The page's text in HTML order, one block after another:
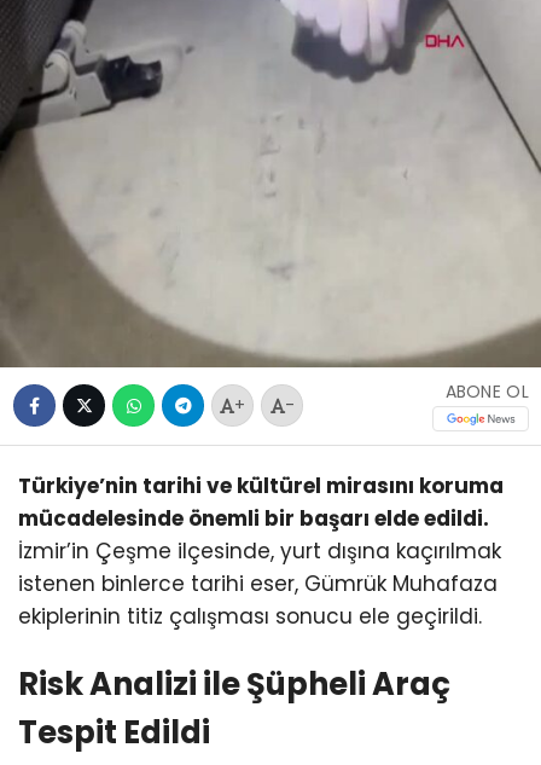
+ -
ABONE OL
Türkiye’nin tarihi ve kültürel mirasını koruma
mücadelesinde önemli bir başarı elde edildi.
İzmir’in Çeşme ilçesinde, yurt dışına kaçırılmak
istenen binlerce tarihi eser, Gümrük Muhafaza
ekiplerinin titiz çalışması sonucu ele geçirildi.
Risk Analizi ile Şüpheli Araç
Tespit Edildi